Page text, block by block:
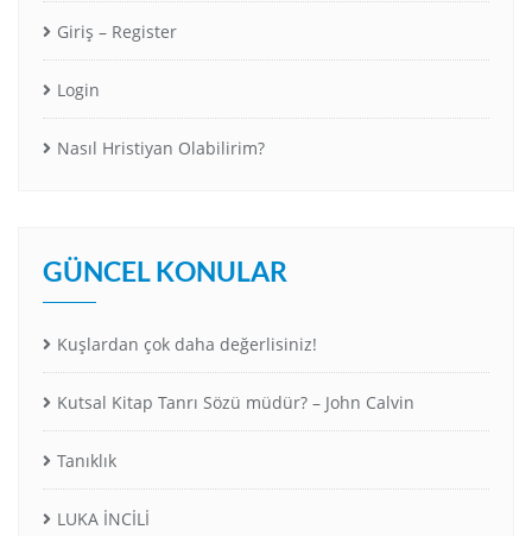
Giriş – Register
Login
Nasıl Hristiyan Olabilirim?
GÜNCEL KONULAR
Kuşlardan çok daha değerlisiniz!
Kutsal Kitap Tanrı Sözü müdür? – John Calvin
Tanıklık
LUKA İNCİLİ